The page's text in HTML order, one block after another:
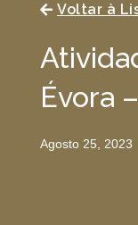
Voltar à
Évora
Agosto 25, 2023